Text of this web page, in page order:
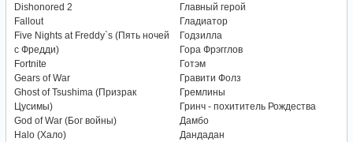
Dishonored 2
Fallout
Five Nights at Freddy`s (Пять ночей
с Фредди)
Fortnite
Gears of War
Ghost of Tsushima (Призрак
Цусимы)
God of War (Бог войны)
Halo (Хало)
Главный герой
Гладиатор
Годзилла
Гора Фрэгглов
Готэм
Гравити Фолз
Гремлины
Гринч - похититель Рождества
Дамбо
Дандадан